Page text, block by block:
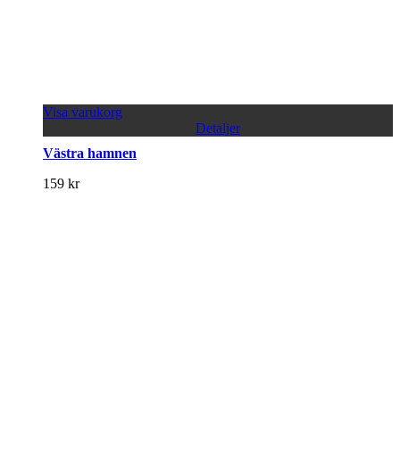
Visa varukorg
Detaljer
Västra hamnen
159 kr